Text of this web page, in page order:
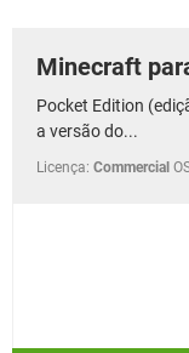
Minecraft
Pocket Edition
a versão do...
Licença: Commercial